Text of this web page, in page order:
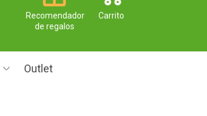
Carrito
Recomendador
de regalos
Outlet